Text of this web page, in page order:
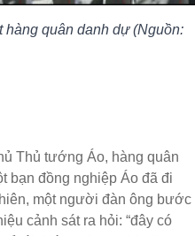
quân danh dự (Nguồn:
Thủ tướng Áo, hàng quân
bạn đồng nghiệp Áo đã đi
một người đàn ông bước
cảnh sát ra hỏi: “đây có